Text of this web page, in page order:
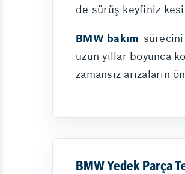
de sürüş keyfiniz
BMW bakım
uzun yıllar boyunca
zamansız arızaların
BMW Yedek Parça